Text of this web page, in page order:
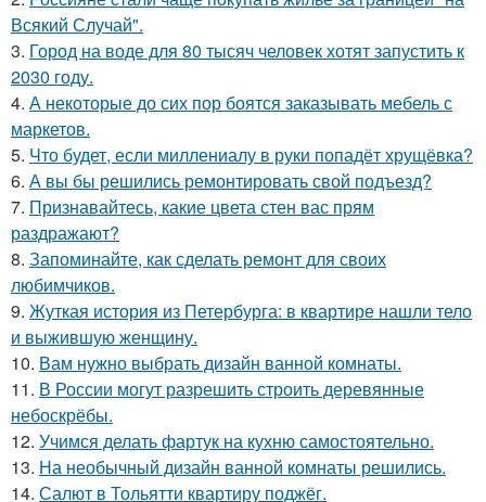
Всякий Случай".
3. Город на воде для 80 тысяч человек хотят запустить к
2030 году.
4. А некоторые до сих пор боятся заказывать мебель с
маркетов.
5. Что будет, если миллениалу в руки попадёт хрущёвка?
6. А вы бы решились ремонтировать свой подъезд?
7. Признавайтесь, какие цвета стен вас прям
раздражают?
8. Запоминайте, как сделать ремонт для своих
любимчиков.
9. Жуткая история из Петербурга: в квартире нашли тело
и выжившую женщину.
10. Вам нужно выбрать дизайн ванной комнаты.
11. В России могут разрешить строить деревянные
небоскрёбы.
12. Учимся делать фартук на кухню самостоятельно.
13. На необычный дизайн ванной комнаты решились.
14. Салют в Тольятти квартиру поджёг.